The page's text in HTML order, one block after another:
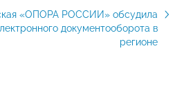
«ОПОРА РОССИИ» обсудила
документооборота в
регионе